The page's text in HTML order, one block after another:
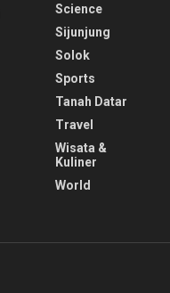
Science
Sijunjung
Solok
Sports
Tanah Datar
Travel
Wisata &
Kuliner
World